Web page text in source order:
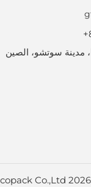
بلازا، مدينة سوتشو، الصين
2026